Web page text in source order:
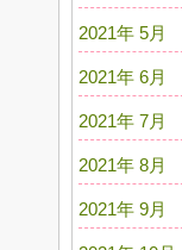
2021年 5月
2021年 6月
2021年 7月
2021年 8月
2021年 9月